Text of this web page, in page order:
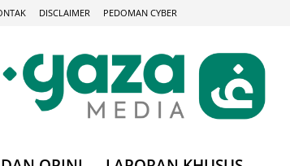
DISCLAIMER PEDOMAN CYBER